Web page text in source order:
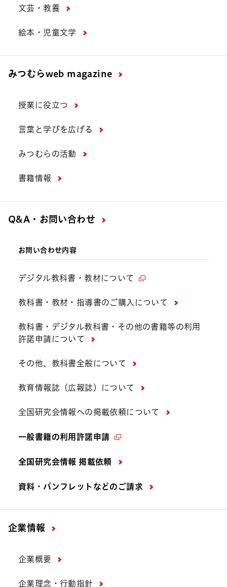
文芸・教養
絵本・児童文学
みつむらweb magazine
授業に役立つ
言葉と学びを広げる
みつむらの活動
書籍情報
Q&A・お問い合わせ
お問い合わせ内容
デジタル教科書・教材について
教科書・教材・指導書のご購入について
教科書・デジタル教科書・その他の書籍等の利用
許諾申請について
その他、教科書全般について
教育情報誌（広報誌）について
全国研究会情報への掲載依頼について
一般書籍の利用許諾申請
全国研究会情報 掲載依頼
資料・パンフレットなどの ご請求
企業情報
企業概要
企業理念・行動指針